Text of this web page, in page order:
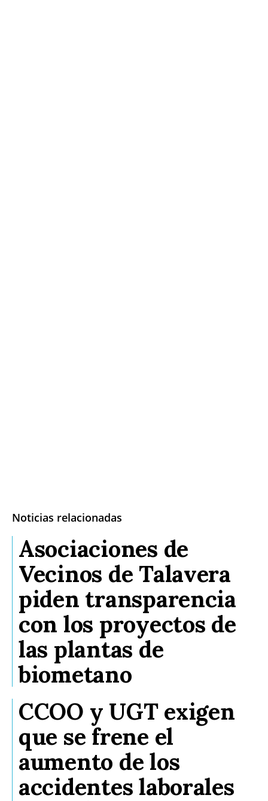
Noticias relacionadas
Asociaciones de
Vecinos de Talavera
piden transparencia
con los proyectos de
las plantas de
biometano
CCOO y UGT exigen
que se frene el
aumento de los
accidentes laborales